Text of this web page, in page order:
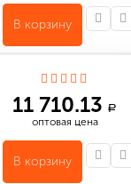
В корзину
11 710.13 a
оптовая цена
В корзину